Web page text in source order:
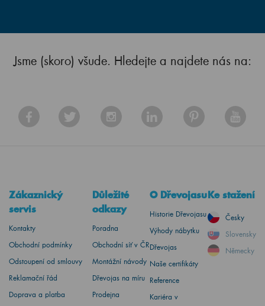
Jsme (skoro) všude. Hledejte a najdete nás na:
Zákaznický
servis
Kontakty
Obchodní podmínky
Odstoupení od smlouvy
Reklamační řád
Doprava a platba
Důležité
odkazy
Poradna
Obchodní síť v ČR
Montážní návody
Dřevojas na míru
Prodejna
O Dřevojasu
Historie Dřevojasu
Výhody nábytku
Dřevojas
Naše certifikáty
Reference
Kariéra v
Ke stažení
Česky
Slovensky
Německy